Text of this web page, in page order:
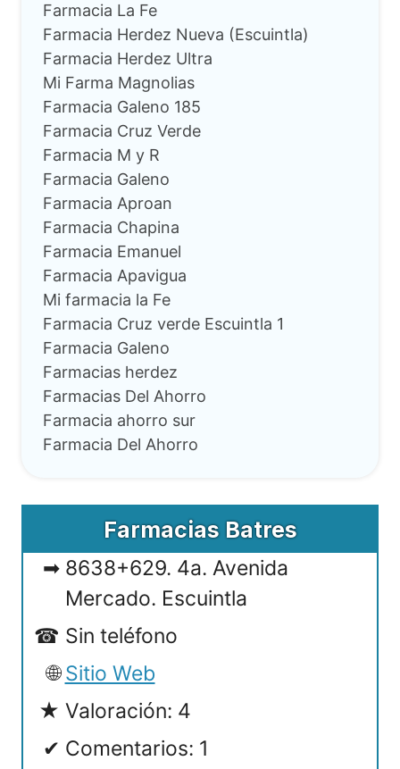
Farmacia La Fe
Farmacia Herdez Nueva (Escuintla)
Farmacia Herdez Ultra
Mi Farma Magnolias
Farmacia Galeno 185
Farmacia Cruz Verde
Farmacia M y R
Farmacia Galeno
Farmacia Aproan
Farmacia Chapina
Farmacia Emanuel
Farmacia Apavigua
Mi farmacia la Fe
Farmacia Cruz verde Escuintla 1
Farmacia Galeno
Farmacias herdez
Farmacias Del Ahorro
Farmacia ahorro sur
Farmacia Del Ahorro
Farmacias Batres
8638+629. 4a. Avenida
Mercado. Escuintla
Sin teléfono
Sitio Web
Valoración: 4
Comentarios: 1